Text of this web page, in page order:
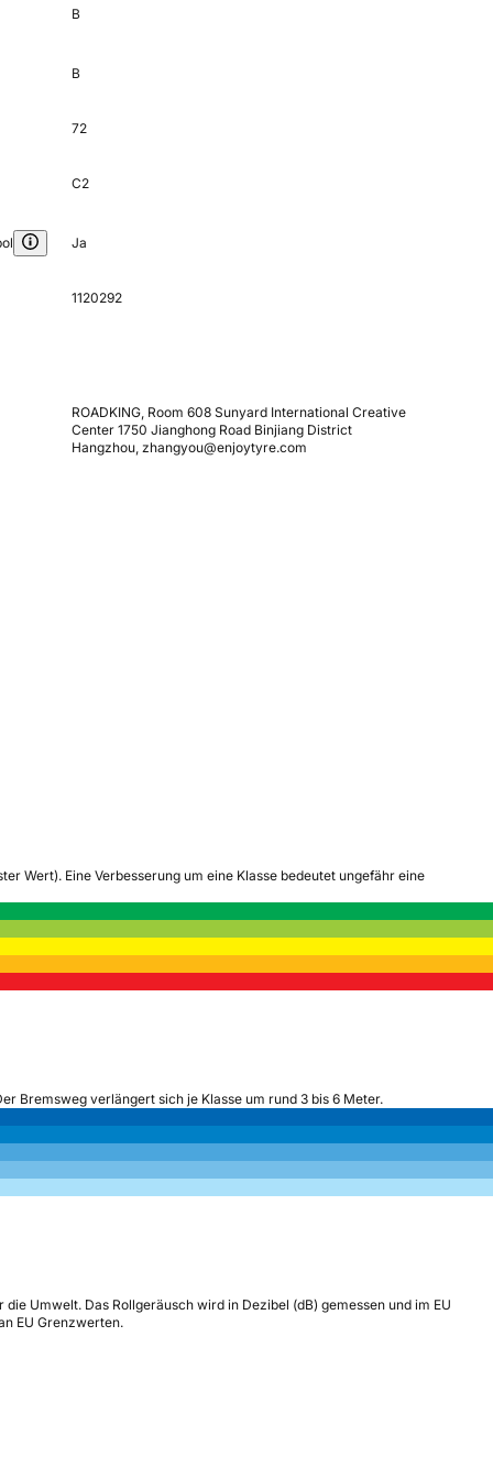
B
B
72
C2
Ja
1120292
ROADKING, Room 608 Sunyard International Creative
Center 1750 Jianghong Road Binjiang District
Hangzhou, zhangyou@enjoytyre.com
Wert). Eine Verbesserung um eine Klasse bedeutet ungefähr eine
Bremsweg verlängert sich je Klasse um rund 3 bis 6 Meter.
Umwelt. Das Rollgeräusch wird in Dezibel (dB) gemessen und im EU
EU Grenzwerten.